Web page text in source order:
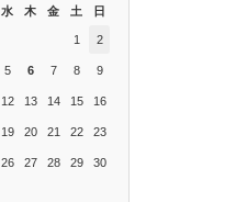
水 木 金 土 日
1 2
5 6 7 8 9
12 13 14 15 16
19 20 21 22 23
26 27 28 29 30